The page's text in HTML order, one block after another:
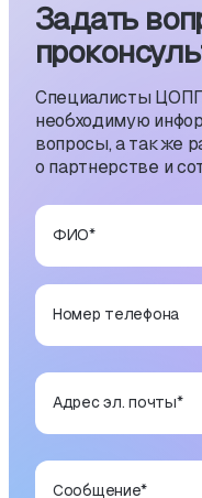
Задать
Специалисты
необходимую
вопросы, а также
о партнерстве и
ФИО*
Номер телефона
Адрес эл. почты*
Сообщение*